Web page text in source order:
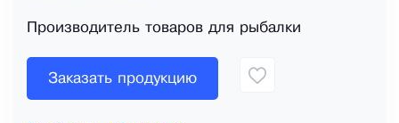
Производитель товаров для рыбалки
Заказать продукцию